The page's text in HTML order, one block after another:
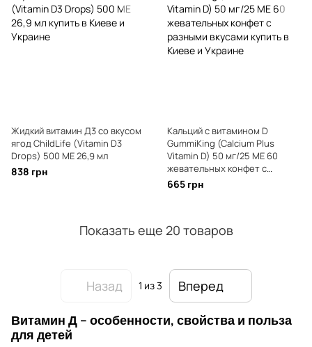
Жидкий витамин Д3 со вкусом
ягод ChildLife (Vitamin D3
Drops) 500 ME 26,9 мл
838 грн
Кальций с витамином D
GummiKing (Calcium Plus
Vitamin D) 50 мг/25 МЕ 60
жевательных конфет с
разными вкусами
665 грн
Показать еще 20 товаров
Назад 1 из 3 Вперед
Витамин Д – особенности, свойства и польза
для детей